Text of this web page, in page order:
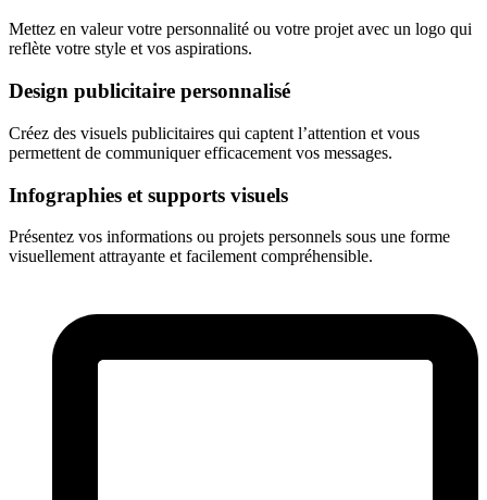
Mettez en valeur votre personnalité ou votre projet avec un logo qui
reflète votre style et vos aspirations.
Design publicitaire personnalisé
Créez des visuels publicitaires qui captent l’attention et vous
permettent de communiquer efficacement vos messages.
Infographies et supports visuels
Présentez vos informations ou projets personnels sous une forme
visuellement attrayante et facilement compréhensible.